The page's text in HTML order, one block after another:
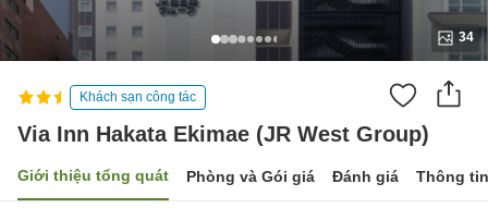
34
Khách sạn công tác
Via Inn Hakata Ekimae (JR West Group)
Giới thiệu tổng quát Phòng và Gói giá Đánh giá Thông